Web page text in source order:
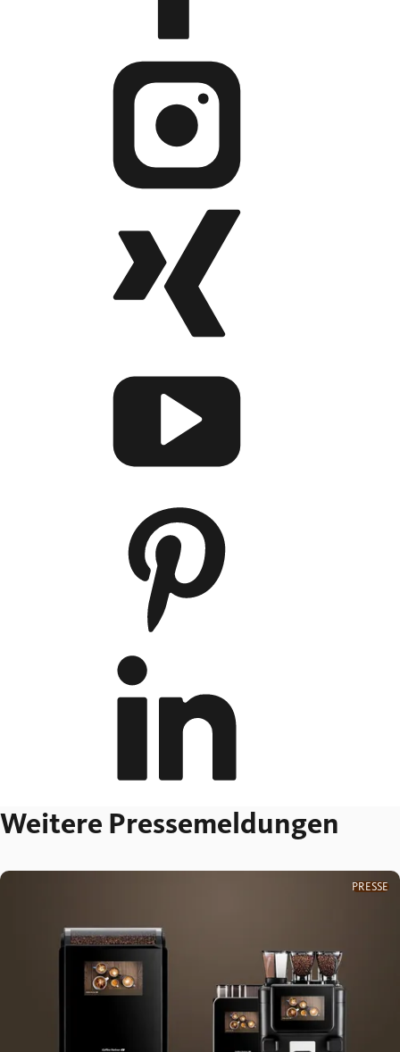
Weitere Pressemeldungen
PRESSE